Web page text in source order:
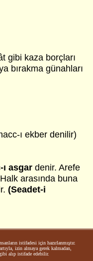
gibi kaza borçları
bırakma günahları
ı ekber denilir)
ı asgar denir. Arefe
arasında buna
(Seadet-i
istifadesi için hazırlanmıştır.
izin almaya gerek kalmadan,
alıp istifade edebilir.